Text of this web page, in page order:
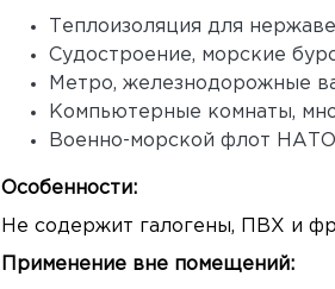
Теплоизоляция для
Судостроение, морские
Метро, железнодорожные
Компьютерные комнаты,
Военно-морской флот
Особенности:
Не содержит галогены, ПВХ и
Применение вне помещений: